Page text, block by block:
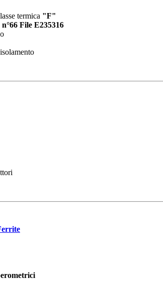
termica "F"
File E235316